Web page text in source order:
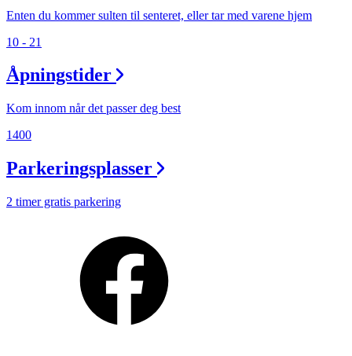
Enten du kommer sulten til senteret, eller tar med varene hjem
10 - 21
Åpningstider
Kom innom når det passer deg best
1400
Parkeringsplasser
2 timer gratis parkering